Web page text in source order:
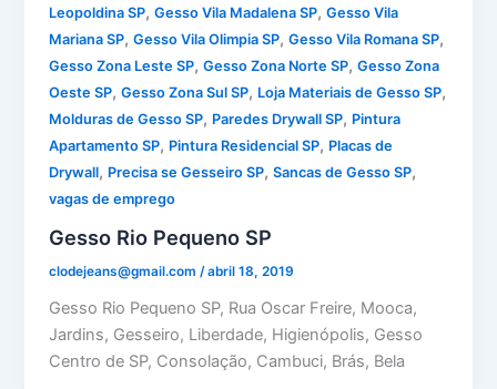
Leopoldina SP,Gesso Vila Madalena SP,Gesso Vila
Mariana SP,Gesso Vila Olimpia SP,Gesso Vila Romana SP,
Gesso Zona Leste SP,Gesso Zona Norte SP,Gesso Zona
Oeste SP,Gesso Zona Sul SP, Loja Materiais de Gesso SP,
Molduras de Gesso SP, Paredes Drywall SP, Pintura
Apartamento SP, Pintura Residencial SP, Placas de
Drywall, Precisa se Gesseiro SP,Sancas de Gesso SP,
vagas de emprego
Gesso Rio Pequeno SP
clodejeans@gmail.com/abril 18, 2019
Gesso Rio Pequeno SP, Rua Oscar Freire, Mooca,
Jardins, Gesseiro, Liberdade, Higienópolis, Gesso
Centro de SP, Consolação, Cambuci, Brás, Bela